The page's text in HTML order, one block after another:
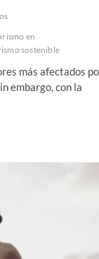
en
sostenible
más afectados
embargo, con la